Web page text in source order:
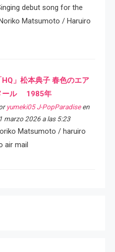
debut song for the
Matsumoto / Haruiro
HQ」松本典子 春色のエア
ール 1985年
yumeki05 J-PopParadiseen
marzo 2026 a las 5:23
Matsumoto / haruiro
air mail